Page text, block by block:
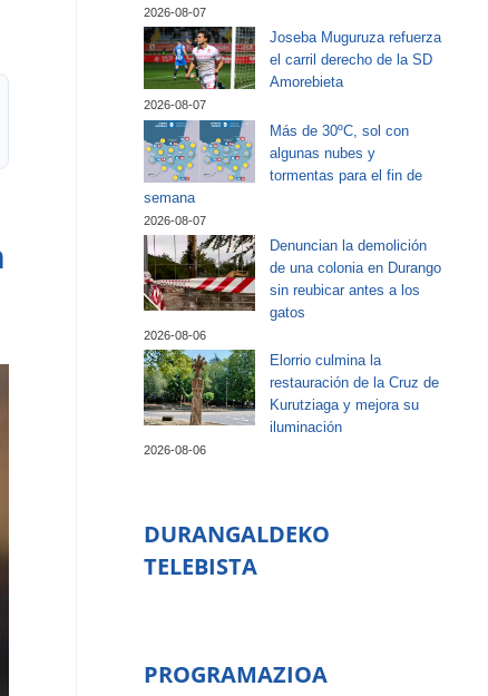
2026-08-07
Joseba Muguruza refuerza
el carril derecho de la SD
Amorebieta
2026-08-07
Más de 30ºC, sol con
algunas nubes y
tormentas para el fin de
semana
2026-08-07
Denuncian la demolición
de una colonia en Durango
sin reubicar antes a los
gatos
2026-08-06
Elorrio culmina la
restauración de la Cruz de
Kurutziaga y mejora su
iluminación
2026-08-06
DURANGALDEKO
TELEBISTA
PROGRAMAZIOA